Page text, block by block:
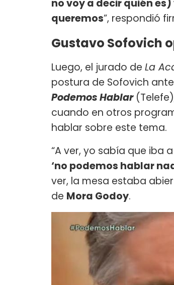
no voy a decir quién
queremos”, respondió
Gustavo Sofovich
Luego, el jurado de La
postura de Sofovich
Podemos Hablar
cuando en otros
hablar sobre este tema.
“A ver, yo sabía que iba a
‘no podemos hablar
ver, la mesa estaba
de Mora Godoy.